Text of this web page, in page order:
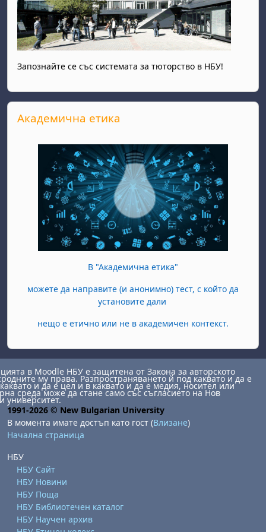
Запознайте се със системата за тюторство в НБУ!
Прескочи Академична етика
Академична етика
В "Академична етика"
можете да направите (и анонимно) тест, с който да
установите дали
нещо е етично или не в академичен контекст.
в Moodle НБУ е защитена от Закона за авторското
му права. Разпространяването й под каквато и да е
и да е цел и в каквато и да е медия, носител или
среда може да стане само със съгласието на Нов
университет.
1991-2026 © New Bulgarian University
В момента имате достъп като гост (Влизане)
Начална страница
НБУ
НБУ Сайт
НБУ Новини
НБУ Поща
НБУ Библиотечен каталог
НБУ Научен архив